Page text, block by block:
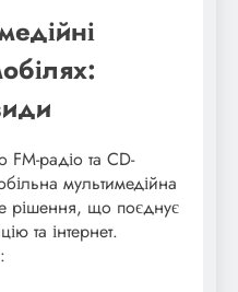
радіо та CD-
мультимедійна
рішення, що поєднує
та інтернет.